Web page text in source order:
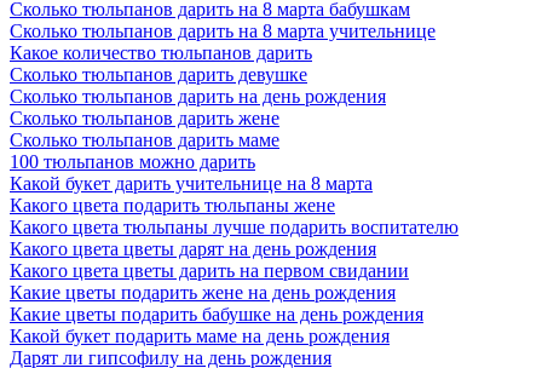
Сколько тюльпанов дарить на 8 марта бабушкам
Сколько тюльпанов дарить на 8 марта учительнице
Какое количество тюльпанов дарить
Сколько тюльпанов дарить девушке
Сколько тюльпанов дарить на день рождения
Сколько тюльпанов дарить жене
Сколько тюльпанов дарить маме
100 тюльпанов можно дарить
Какой букет дарить учительнице на 8 марта
Какого цвета подарить тюльпаны жене
Какого цвета тюльпаны лучше подарить воспитателю
Какого цвета цветы дарят на день рождения
Какого цвета цветы дарить на первом свидании
Какие цветы подарить жене на день рождения
Какие цветы подарить бабушке на день рождения
Какой букет подарить маме на день рождения
Дарят ли гипсофилу на день рождения
несколько вариантов, чем можно дополнить цветочную
композицию. Универсальным дополнением к букету цветов
является сладкий презент. Это может быть коробка конфет,
шоколадка, зефир или мармелад – любая сладость, которую
очень любит получатель. Такое сочетание подарков сможет
подарить еще больше радости и положительных эмоций.
Воздушные шары всегда дарят невероятное ощущение
праздника и беззаботности, возвращая каждого из нас в детство.
Поэтому такое дополнение к букету создаст еще большую
атмосферу веселья и непременно станет залогом хорошего
настроения. Мягкие игрушки также возвращают нас в детство,
дарят ощущение нежности и безмятежности. Такой презент
можно добавить к подарку романтичной и чуткой натуре.
Можно выбрать множество других дополнений к букету, исходя
из пожеланий и предпочтений получательницы. Это может быть
набор чая или кофе, парфюмерия, подарочный сертификат.
Главное, выбирать подарок, который придется по вкусу и